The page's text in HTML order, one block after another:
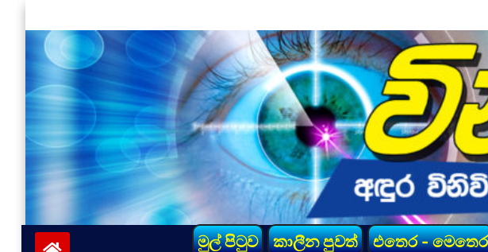
to
content
vinivida.lk
මුල් පිටුව කාලීන පුවත් එතෙර - මෙතෙර